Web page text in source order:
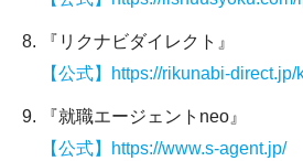
『リクナビダイレクト』
【公式】https://rikunabi-direct.jp/
『就職エージェントneo』
【公式】https://www.s-agent.jp/